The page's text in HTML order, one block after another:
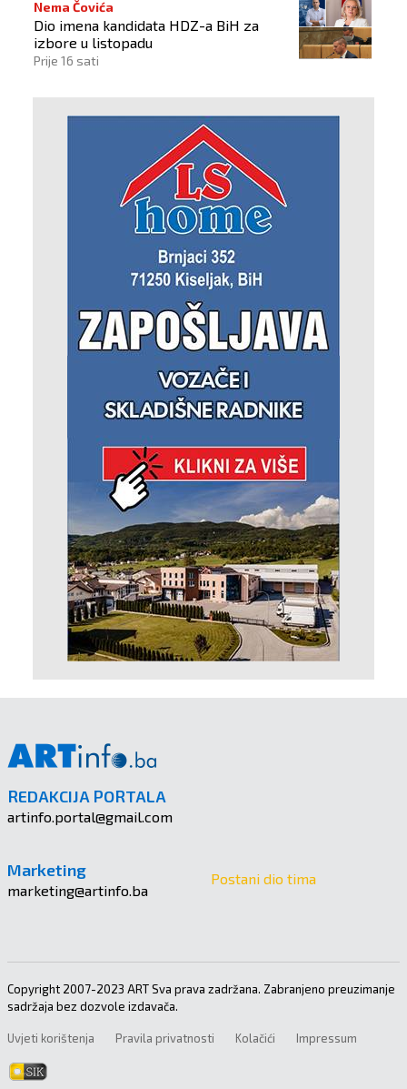
Nema Čovića
Dio imena kandidata HDZ-a BiH za
izbore u listopadu
Prije 16 sati
REDAKCIJA PORTALA
artinfo.portal@gmail.com
Marketing
marketing@artinfo.ba
Postani dio tima
Copyright 2007-2023 ART Sva prava zadržana. Zabranjeno preuzimanje
sadržaja bez dozvole izdavača.
Uvjeti korištenja Pravila privatnosti Kolačići Impressum